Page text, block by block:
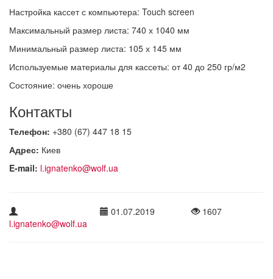
Настройка кассет с компьютера: Touch screen
Максимальный размер листа: 740 х 1040 мм
Минимальный размер листа: 105 х 145 мм
Используемые материалы для кассеты: от 40 до 250 гр/м2
Состояние: очень хороше
Контакты
Телефон: +380 (67) 447 18 15
Адрес: Киев
E-mail: l.ignatenko@wolf.ua
l.ignatenko@wolf.ua
01.07.2019 1607